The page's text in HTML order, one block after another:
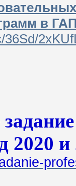
в
36Sd/
2020 и